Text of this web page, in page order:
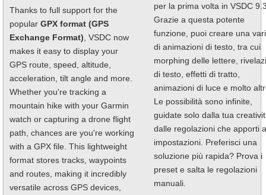
Thanks to full support for the
popular GPX format (GPS
Exchange Format) , VSDC now
makes it easy to display your
GPS route, speed, altitude,
acceleration, tilt angle and more.
Whether you're tracking a
mountain hike with your Garmin
watch or capturing a drone flight
path, chances are you're working
with a GPX file. This lightweight
format stores tracks, waypoints
and routes, making it incredibly
versatile across GPS devices,
per la prima volta in VSDC
Grazie a questa potente
funzione, puoi creare una
di animazioni di testo, tra cui
morphing delle lettere,
di testo, effetti di tratto,
animazioni di luce e molto
Le possibilità sono infinite,
guidate solo dalla tua
dalle regolazioni che apporti
impostazioni. Preferisci una
soluzione più rapida? Prova i
preset e salta le regolazioni
manuali.